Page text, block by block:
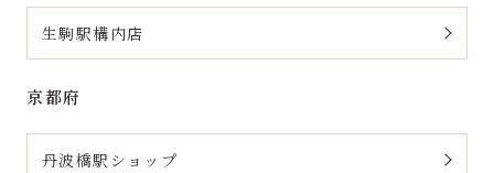
生駒駅構内店
京都府
丹波橋駅ショップ